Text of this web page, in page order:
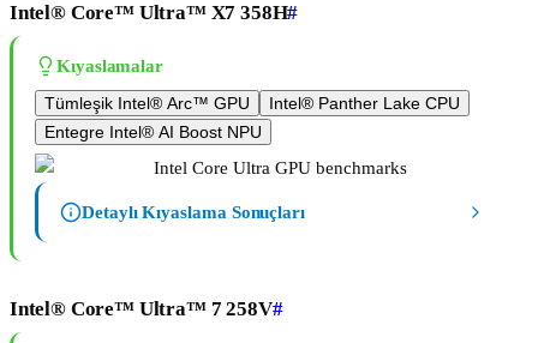
Intel® Core™ Ultra™ X7 358H#
Kıyaslamalar
Tümleşik Intel® Arc™ GPU
Intel® Panther Lake CPU
Entegre Intel® AI Boost NPU
Detaylı Kıyaslama Sonuçları
Intel® Core™ Ultra™ 7 258V#